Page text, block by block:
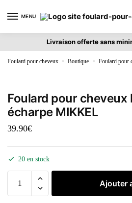
MENU
Livraison offerte sans
Foulard pour cheveux » Boutique » Foulard pour
Foulard pour cheveux
écharpe MIKKEL
39.90€
20 en stock
Ajouter